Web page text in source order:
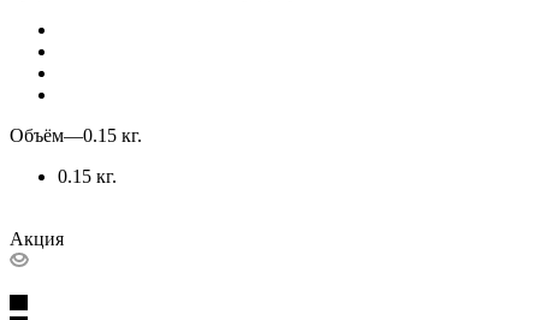
Объём—0.15 кг.
0.15 кг.
Акция